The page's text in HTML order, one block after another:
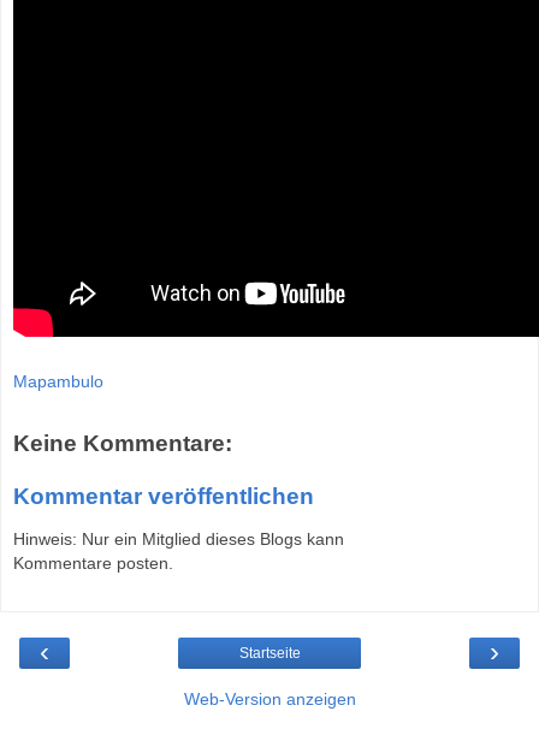
Mapambulo
Keine Kommentare:
Kommentar veröffentlichen
Hinweis: Nur ein Mitglied dieses Blogs kann
Kommentare posten.
‹ ›
Startseite
Web-Version anzeigen